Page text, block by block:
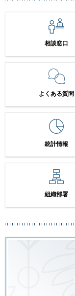
相談窓口
よくある質問
統計情報
組織部署